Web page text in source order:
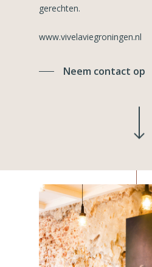
gerechten.
www.vivelaviegroningen.nl
Neem contact op